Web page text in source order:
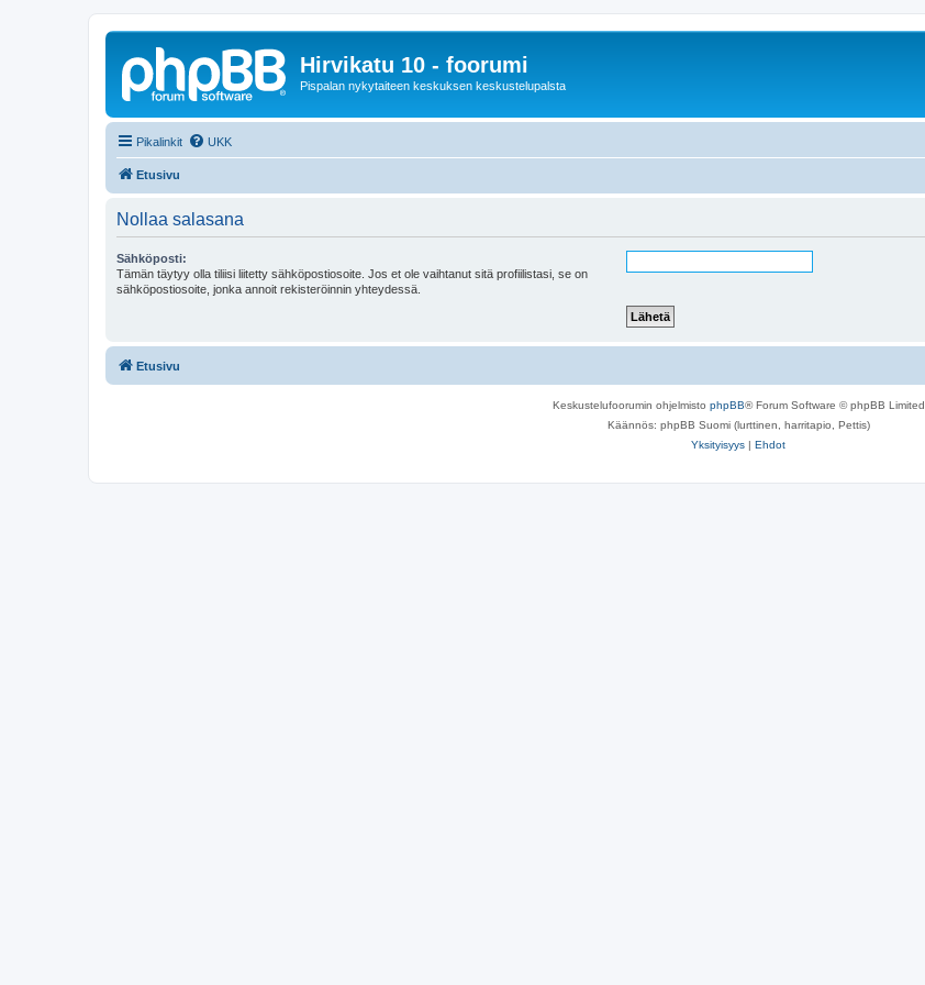
Hirvikatu 10 - foorumi
Pispalan nykytaiteen keskuksen keskustelupalsta
Pikalinkit UKK
Etusivu
Nollaa salasana
Sähköposti:
Tämän täytyy olla tiliisi liitetty sähköpostiosoite. Jos et ole vaihtanut sitä profiilistasi, se on
sähköpostiosoite, jonka annoit rekisteröinnin yhteydessä.
Etusivu
Keskustelufoorumin ohjelmisto phpBB® Forum Software © phpBB Limited
Käännös: phpBB Suomi (lurttinen, harritapio, Pettis)
Yksityisyys | Ehdot